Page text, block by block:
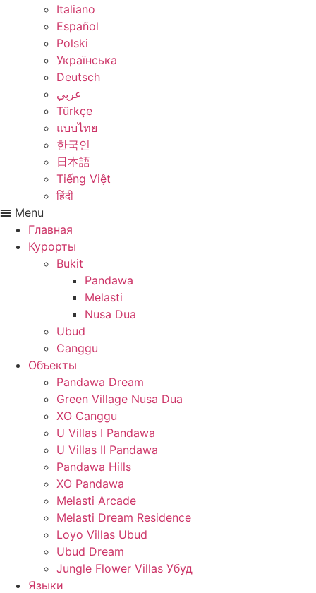
Italiano
Español
Polski
Українська
Deutsch
عربي
Türkçe
แบบไทย
한국인
日本語
Tiếng Việt
हिंदी
Menu
Главная
Курорты
Bukit
Pandawa
Melasti
Nusa Dua
Ubud
Canggu
Объекты
Pandawa Dream
Green Village Nusa Dua
XO Canggu
U Villas I Pandawa
U Villas II Pandawa
Pandawa Hills
XO Pandawa
Melasti Arcade
Melasti Dream Residence
Loyo Villas Ubud
Ubud Dream
Jungle Flower Villas Убуд
Языки